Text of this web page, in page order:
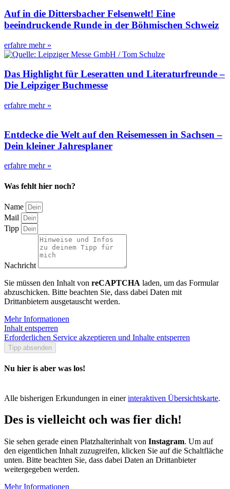
Auf in die Dittersbacher Felsenwelt! Eine
beeindruckende Runde in der Böhmischen Schweiz
erfahre mehr »
Das Highlight für Leseratten und Literaturfreunde –
Die Leipziger Buchmesse
erfahre mehr »
Entdecke die Welt auf den Reisemessen in Sachsen –
Dein kleiner Jahresplaner
erfahre mehr »
Was fehlt hier noch?
Name
Mail
Tipp
Nachricht
Sie müssen den Inhalt von reCAPTCHA laden, um das Formular
abzuschicken. Bitte beachten Sie, dass dabei Daten mit
Drittanbietern ausgetauscht werden.
Mehr Informationen
Inhalt entsperren
Erforderlichen Service akzeptieren und Inhalte entsperren
Tipp absenden
Nu hier is aber was los!
Alle bisherigen Erkundungen in einerinteraktiven Übersichtskarte.
Des is vielleicht och was fier dich!
Sie sehen gerade einen Platzhalterinhalt von Instagram. Um auf
den eigentlichen Inhalt zuzugreifen, klicken Sie auf die Schaltfläche
unten. Bitte beachten Sie, dass dabei Daten an Drittanbieter
weitergegeben werden.
Mehr Informationen